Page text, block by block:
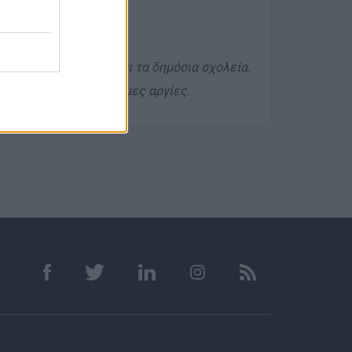
είναι κλειστά και τα δημόσια σχολεία.
και όλες τις επίσημες αργίες.